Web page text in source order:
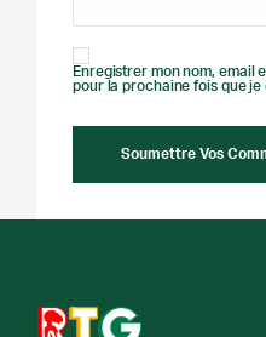
Enregistrer mon nom, email
pour la prochaine fois que je